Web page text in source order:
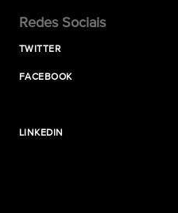
Redes Sociais
TWITTER
FACEBOOK
LINKEDIN